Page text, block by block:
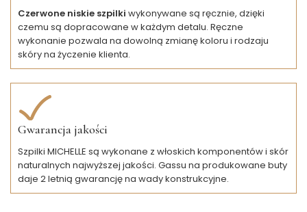
Czerwone niskie szpilki wykonywane są ręcznie, dzięki
czemu są dopracowane w każdym detalu. Ręczne
wykonanie pozwala na dowolną zmianę koloru i rodzaju
skóry na życzenie klienta.
Gwarancja jakości
Szpilki MICHELLE są wykonane z włoskich komponentów i skór
naturalnych najwyższej jakości. Gassu na produkowane buty
daje 2 letnią gwarancję na wady konstrukcyjne.